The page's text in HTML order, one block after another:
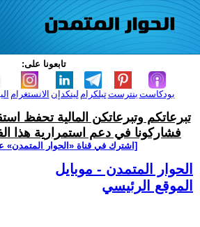
تابعونا على:
الانستغرام لينكدإن تيلكرامبنترست بودكاست
تبرعاتكم وتبرعاتكن المالية تحفظ
فشاركونا في دعم استمرارية هذا
[اشترك في قناة ‫«الحوار المتمدن»
الحوار المتمدن - موبايل
الموقع الرئيسي